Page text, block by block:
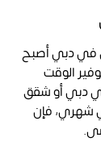
في دبي أصبح
الوقت
دبي أو شقق
شهري، فإن